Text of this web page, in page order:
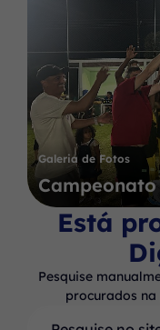
Galeria de Fotos
Está
Pesquise
procurados
Pesquisar